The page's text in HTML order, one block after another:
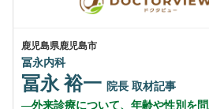
鹿児島県鹿児島市
冨永内科
冨永 裕一 院長 取材記事
外来診療について、年齢や性別を問